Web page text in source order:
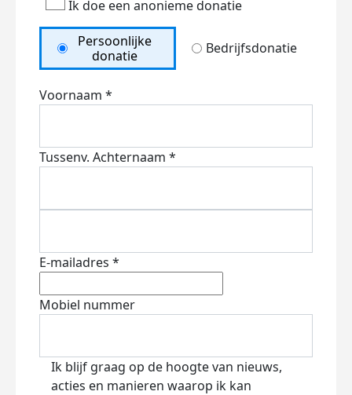
Ik doe een anonieme donatie
Persoonlijke
donatie
Bedrijfsdonatie
Voornaam *
Tussenv. Achternaam *
E-mailadres *
Mobiel nummer
Ik blijf graag op de hoogte van nieuws,
acties en manieren waarop ik kan